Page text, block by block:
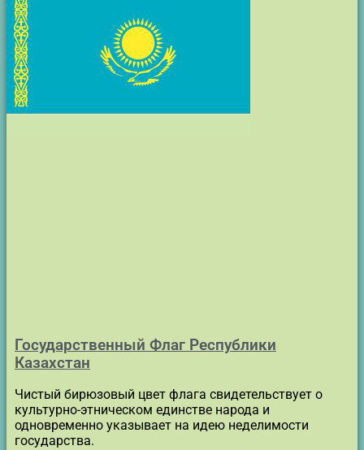
Государственный Флаг Республики
Казахстан
Чистый бирюзовый цвет флага свидетельствует о
культурно-этническом единстве народа и
одновременно указывает на идею неделимости
государства.